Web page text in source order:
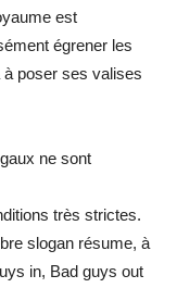
est
égrener les
à poser ses valises
ne sont
très strictes.
slogan résume, à
in, Bad guys out